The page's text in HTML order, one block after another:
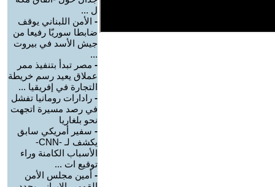
ل ...
- الأمن اللبناني يوقف
ضابطا سوريّا رفيعا من
جيش الأسد في بيروت
...
- مصر تبدأ بتنفيذ ممر
عملاق يعيد رسم خريطة
التجارة في إفريقيا ...
- رادارات رومانيا تفشل
في رصد مسيرة اتجهت
نحو بلغاريا
- سفير أمريكي سابق
يكشف لـ -CNN-
الأسباب الكامنة وراء
توقيع ات ...
- أمين مجلس الأمن